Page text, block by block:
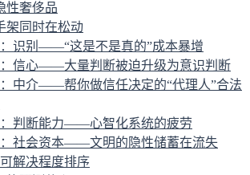
性奢侈品
架同时在松动
识别——“这是不是真的”成本暴增
信心——大量判断被迫升级为意识判断
中介——帮你做信任决定的“代理人”合法
判断能力——心智化系统的疲劳
社会资本——文明的隐性储蓄在流失
解决程度排序